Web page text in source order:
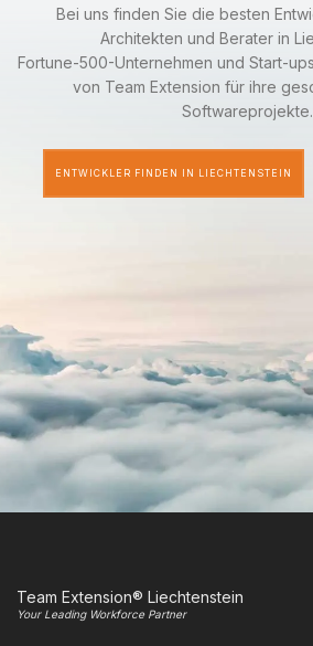
Bei uns finden Sie die besten
Architekten und Berater in
Fortune-500-Unternehmen und Start-
von Team Extension für ihre
Softwareprojekte.
ENTWICKLER FINDEN IN LIECHTENSTEIN
Team Extension® Liechtenstein
Your Leading Workforce Partner